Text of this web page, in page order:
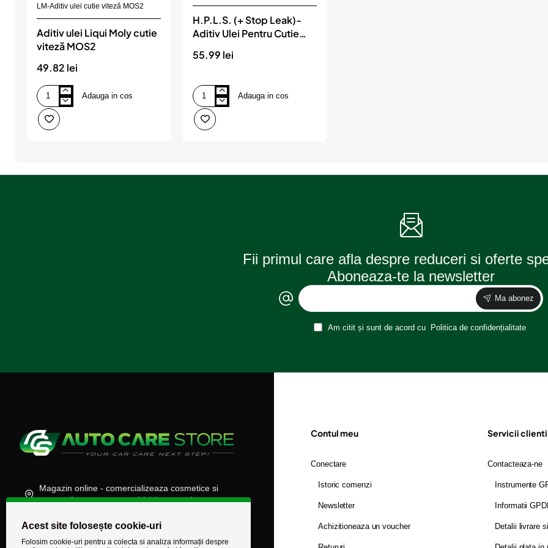
LM-Aditiv ulei cutie viteză MOS2
Aditiv ulei Liqui Moly cutie
viteză MOS2
49.82 lei
Aditiv
ulei
Liqui
Moly
Adauga in cos
H.P.L.S. (+ Stop Leak)-
Aditiv Ulei Pentru Cutie
55.99 lei
H.P.L.S.
(+
Stop
Leak)-
Viteza,
Adauga in cos
Fii primul care afla despre reduceri si oferte
Aboneaza-te la newsletter
Ma abonez
Am citit și sunt de acord cu Politica de confidențialitate
Magazin online - comercializeaza cosmetice si
accesorii auto, moto, atv, biciclete, camioane
(+40) 745 848 890
comenzi@autocarestore.ro
Contul meu
Conectare
Istoric comenzi
Newsletter
Achizitioneaza un voucher
Servicii clienti
Contacteaza-ne
Instrumente
Informatii
Detalii livrare
Acest site folosește cookie-uri
Folosim cookie-uri pentru a colecta si analiza informații despre